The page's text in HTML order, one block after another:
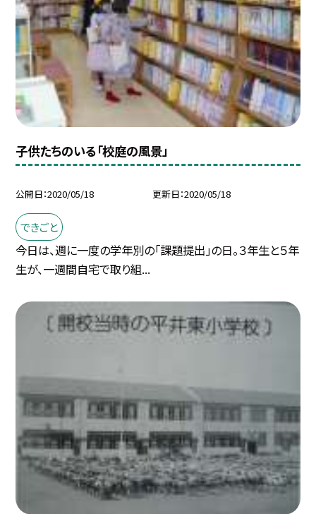
子供たちのいる「校庭の風景」
公開日 2020/05/18 更新日 2020/05/18
できごと
今日は、週に一度の学年別の「課題提出」の日。３年生と５年
生が、一週間自宅で取り組...